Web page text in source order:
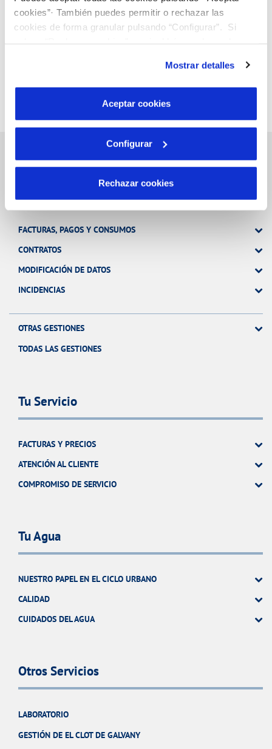
cookies”· También puedes permitir o rechazar las
cookies de forma granular pulsando “Configurar”. Si
son indispensables para que el sitio web funcione y que
por tanto no se pueden desactivar. Puedes consultar
más información en nuestraPolítica de Cookies
Mostrar detalles
Aceptar cookies
Configurar
Rechazar cookies
Gestiones Online
FACTURAS, PAGOS Y CONSUMOS
CONTRATOS
MODIFICACIÓN DE DATOS
INCIDENCIAS
OTRAS GESTIONES
TODAS LAS GESTIONES
Tu Servicio
FACTURAS Y PRECIOS
ATENCIÓN AL CLIENTE
COMPROMISO DE SERVICIO
Tu Agua
NUESTRO PAPEL EN EL CICLO URBANO
CALIDAD
CUIDADOS DEL AGUA
Otros Servicios
LABORATORIO
GESTIÓN DE EL CLOT DE GALVANY